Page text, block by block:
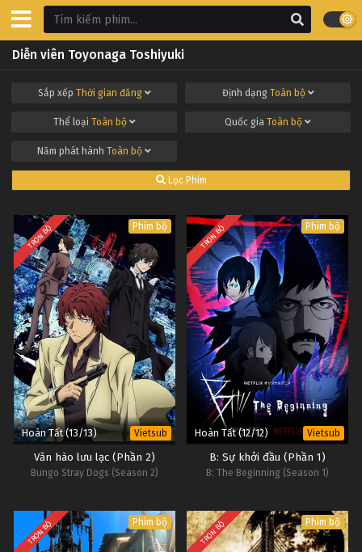
Diễn viên Toyonaga Toshiyuki
Sắp xếp Thời gian đăng Định dạng Toàn bộ
Thể loại Toàn bộ Quốc gia Toàn bộ
Năm phát hành Toàn bộ
Lọc Phim
TRỌN BỘ Phim bộ
Hoàn Tất (13/13) Vietsub
Văn hào lưu lạc (Phần 2)
Bungo Stray Dogs (Season 2)
TRỌN BỘ Phim bộ
Hoàn Tất (12/12) Vietsub
B: Sự khởi đầu (Phần 1)
B: The Beginning (Season 1)
TRỌN BỘ Phim bộ TRỌN BỘ Phim bộ